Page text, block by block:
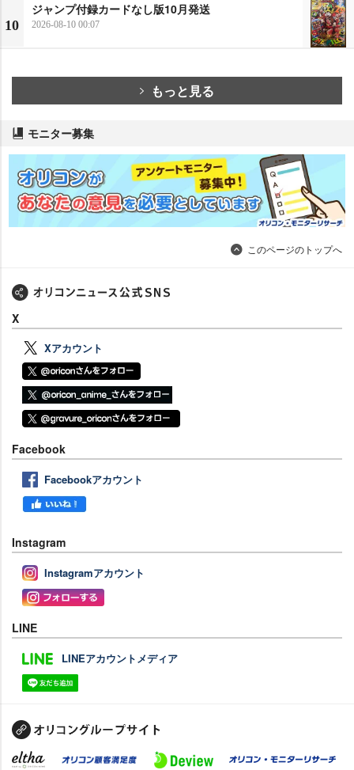
10
ジャンプ付録カードなし版10月発送
2026-08-10 00:07
もっと見る
モニター募集
このページのトップへ
X
Xアカウント
Facebook
Facebookアカウント
Instagram
Instagramアカウント
LINE
LINEアカウントメディア